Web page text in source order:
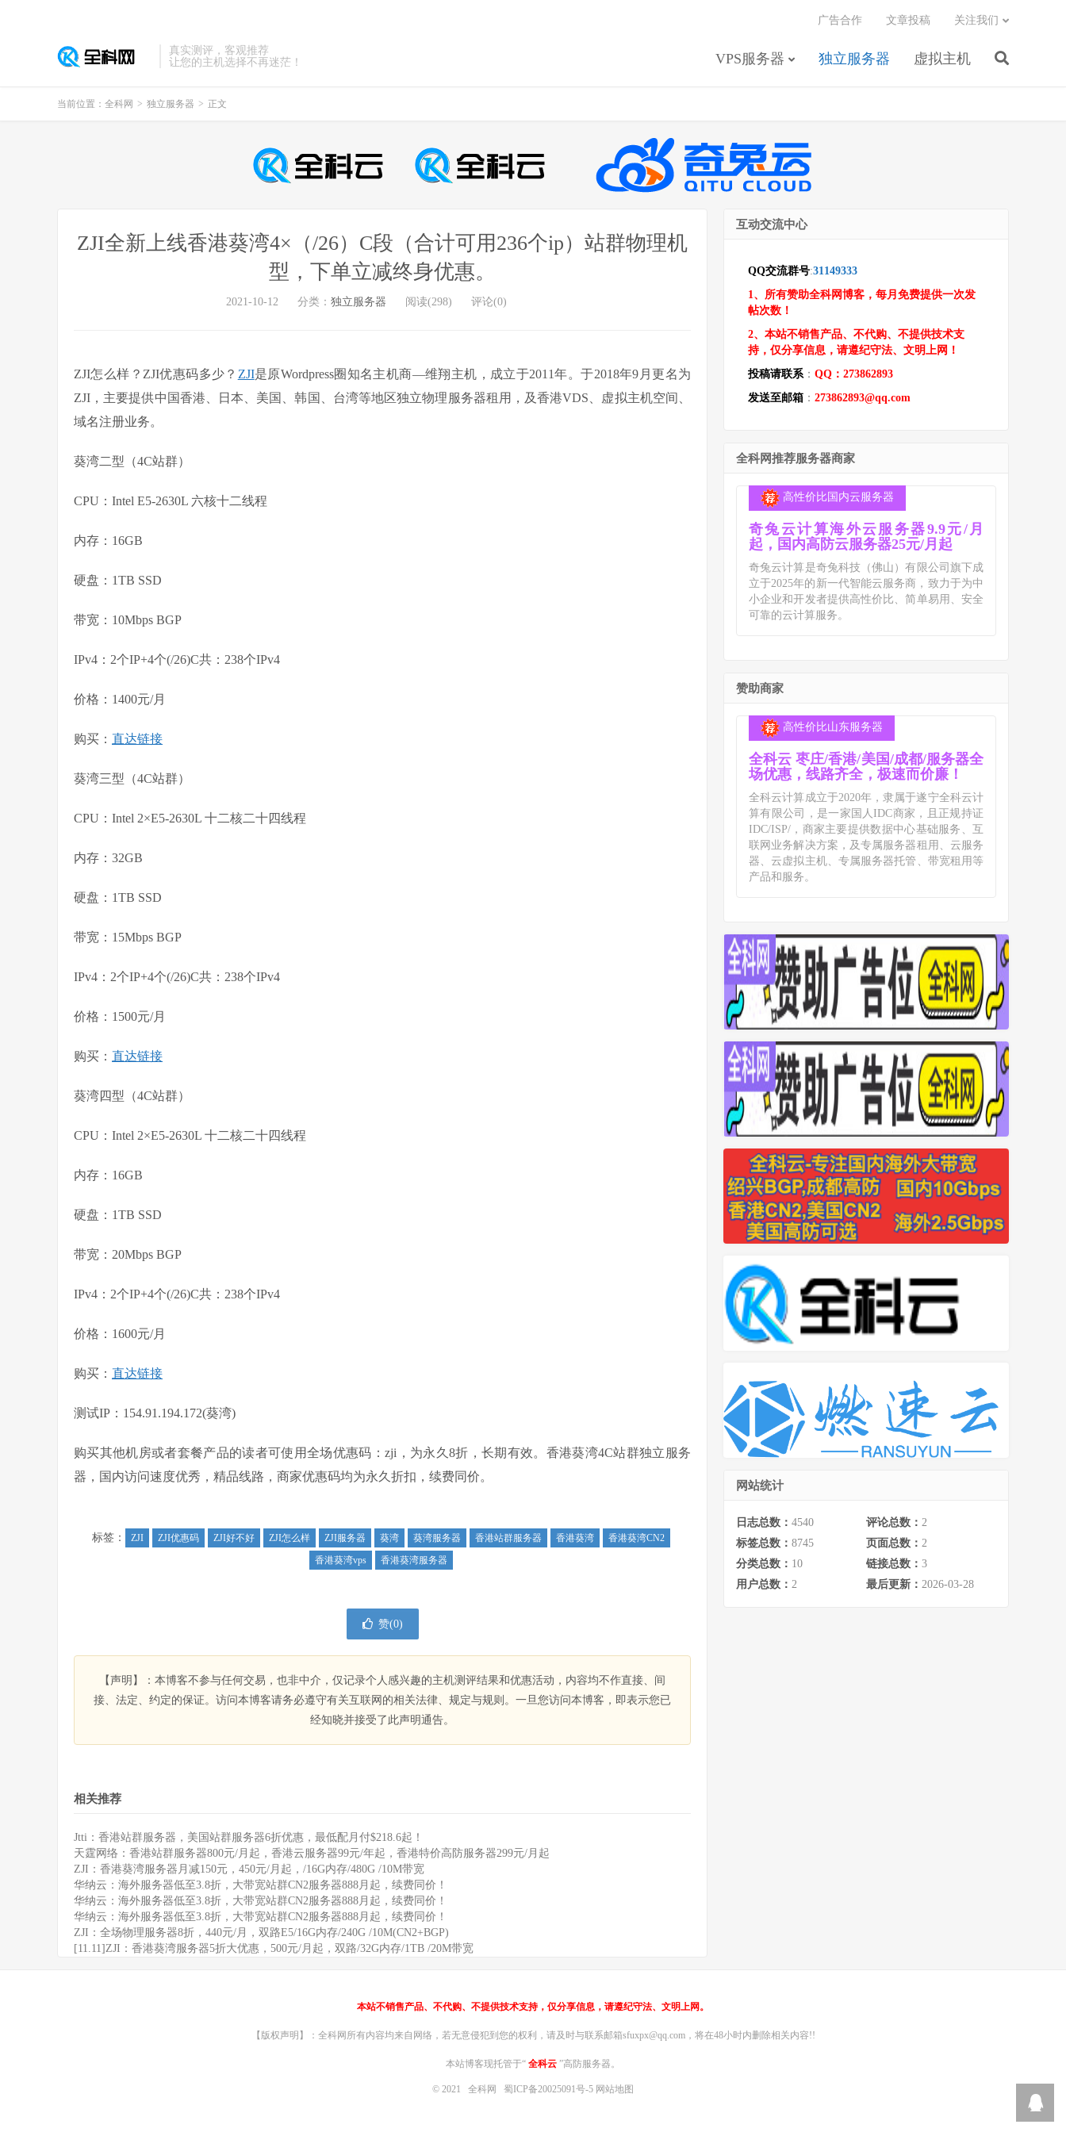
真实测评，客观推荐
让您的主机选择不再迷茫！
VPS服务器 独立服务器 虚拟主机
广告合作 文章投稿 关注我们
当前位置： 全科网 > 独立服务器 > 正文
ZJI全新上线香港葵湾4×（/26）C段（合计可用236个ip）站群物理机
型，下单立减终身优惠。
2021-10-12 分类： 独立服务器 阅读(298) 评论(0)
ZJI怎么样？ZJI优惠码多少？ ZJI是原Wordpress圈知名主机商—维翔主机，成立于2011年。于2018年9月更名为
ZJI，主要提供中国香港、日本、美国、韩国、台湾等地区独立物理服务器租用，及香港VDS、虚拟主机空间、
域名注册业务。
葵湾二型（4C站群）
CPU：Intel E5-2630L 六核十二线程
内存：16GB
硬盘：1TB SSD
带宽：10Mbps BGP
IPv4：2个IP+4个(/26)C共：238个IPv4
价格：1400元/月
购买： 直达链接
葵湾三型（4C站群）
CPU：Intel 2×E5-2630L 十二核二十四线程
内存：32GB
硬盘：1TB SSD
带宽：15Mbps BGP
IPv4：2个IP+4个(/26)C共：238个IPv4
价格：1500元/月
购买： 直达链接
葵湾四型（4C站群）
CPU：Intel 2×E5-2630L 十二核二十四线程
内存：16GB
硬盘：1TB SSD
带宽：20Mbps BGP
IPv4：2个IP+4个(/26)C共：238个IPv4
价格：1600元/月
购买： 直达链接
测试IP：154.91.194.172(葵湾)
购买其他机房或者套餐产品的读者可使用全场优惠码：zji，为永久8折，长期有效。香港葵湾4C站群独立服务
器，国内访问速度优秀，精品线路，商家优惠码均为永久折扣，续费同价。
标签： ZJI ZJI优惠码 ZJI好不好 ZJI怎么样 ZJI服务器 葵湾 葵湾服务器 香港站群服务器 香港葵湾
香港葵湾CN2
香港葵湾vps
香港葵湾服务器
赞(0)
【声明】：本博客不参与任何交易，也非中介，仅记录个人感兴趣的主机测评结果和优惠活动，内容均不作直接、间
接、法定、约定的保证。访问本博客请务必遵守有关互联网的相关法律、规定与规则。一旦您访问本博客，即表示您已
经知晓并接受了此声明通告。
相关推荐
Jtti：香港站群服务器，美国站群服务器6折优惠，最低配月付$218.6起！
天霆网络：香港站群服务器800元/月起，香港云服务器99元/年起，香港特价高防服务器299元/月起
ZJI：香港葵湾服务器月减150元，450元/月起，/16G内存/480G /10M带宽
华纳云：海外服务器低至3.8折，大带宽站群CN2服务器888月起，续费同价！
华纳云：海外服务器低至3.8折，大带宽站群CN2服务器888月起，续费同价！
华纳云：海外服务器低至3.8折，大带宽站群CN2服务器888月起，续费同价！
ZJI：全场物理服务器8折，440元/月，双路E5/16G内存/240G /10M(CN2+BGP)
[11.11]ZJI：香港葵湾服务器5折大优惠，500元/月起，双路/32G内存/1TB /20M带宽
互动交流中心
QQ交流群号:31149333
1、所有赞助全科网博客，每月免费提供一次发
帖次数！
2、本站不销售产品、不代购、不提供技术支
持，仅分享信息，请遵纪守法、文明上网！
投稿请联系： QQ：273862893
发送至邮箱 ： 273862893@qq.com
全科网推荐服务器商家
高性价比国内云服务器
奇兔云计算海外云服务器9.9元/月
起，国内高防云服务器25元/月起
奇兔云计算是奇兔科技（佛山）有限公司旗下成
立于2025年的新一代智能云服务商，致力于为中
小企业和开发者提供高性价比、简单易用、安全
可靠的云计算服务。
赞助商家
高性价比山东服务器
全科云 枣庄/香港/美国/成都/服务器全
场优惠，线路齐全，极速而价廉！
全科云计算成立于2020年，隶属于遂宁全科云计
算有限公司，是一家国人IDC商家，且正规持证
IDC/ISP/，商家主要提供数据中心基础服务、互
联网业务解决方案，及专属服务器租用、云服务
器、云虚拟主机、专属服务器托管、带宽租用等
产品和服务。
网站统计
日志总数： 4540 评论总数： 2
标签总数： 8745 页面总数： 2
分类总数： 10 链接总数： 3
用户总数： 2 最后更新： 2026-03-28
本站不销售产品、不代购、不提供技术支持，仅分享信息，请遵纪守法、文明上网。
【版权声明】：全科网所有内容均来自网络，若无意侵犯到您的权利，请及时与联系邮箱sfuxpx@qq.com，将在48小时内删除相关内容!!
本站博客现托管于“ 全科云 ”高防服务器。
© 2021 全科网 蜀ICP备20025091号-5 网站地图